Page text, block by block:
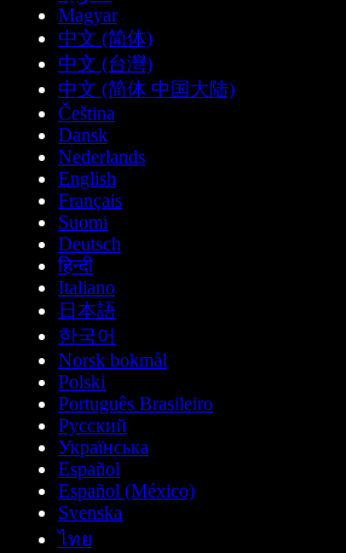
Magyar
中文 (简体)
中文 (台灣)
中文 (简体 中国大陆)
Čeština
Dansk
Nederlands
English
Français
Suomi
Deutsch
हिन्दी
Italiano
日本語
한국어
Norsk bokmål
Polski
Português Brasileiro
Русский
Українська
Español
Español (México)
Svenska
ไทย